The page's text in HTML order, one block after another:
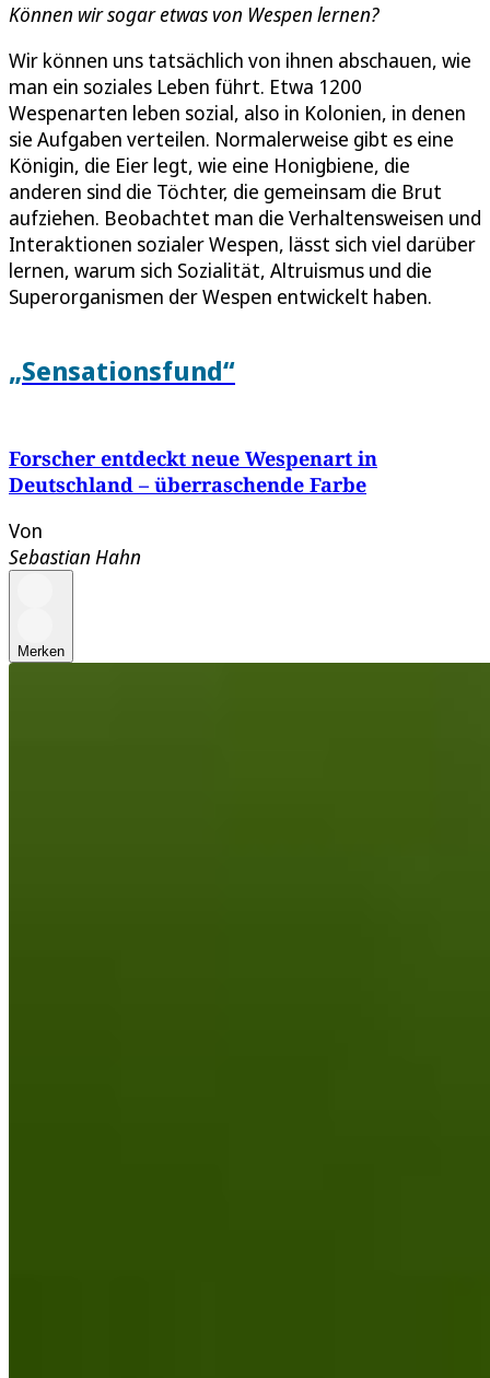
Können wir sogar etwas von Wespen lernen?
Wir können uns tatsächlich von ihnen abschauen, wie
man ein soziales Leben führt. Etwa 1200
Wespenarten leben sozial, also in Kolonien, in denen
sie Aufgaben verteilen. Normalerweise gibt es eine
Königin, die Eier legt, wie eine Honigbiene, die
anderen sind die Töchter, die gemeinsam die Brut
aufziehen. Beobachtet man die Verhaltensweisen und
Interaktionen sozialer Wespen, lässt sich viel darüber
lernen, warum sich Sozialität, Altruismus und die
Superorganismen der Wespen entwickelt haben.
„Sensationsfund“
Forscher entdeckt neue Wespenart in
Deutschland – überraschende Farbe
Von
Sebastian Hahn
Merken